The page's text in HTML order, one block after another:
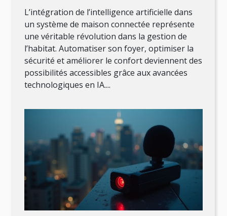
L’intégration de l’intelligence artificielle dans
un système de maison connectée représente
une véritable révolution dans la gestion de
l’habitat. Automatiser son foyer, optimiser la
sécurité et améliorer le confort deviennent des
possibilités accessibles grâce aux avancées
technologiques en IA....